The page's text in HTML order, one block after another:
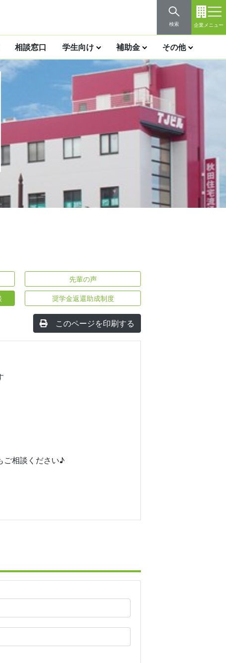
検索 企業メニュー
相談窓口 学生向け 補助金 その他
先輩の声
奨学金返還助成制度
このページを印刷する
ご相談ください♪